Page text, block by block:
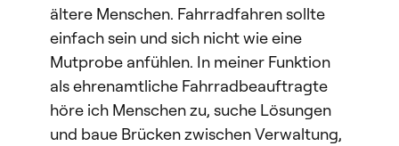
ältere Menschen. Fahrradfahren sollte
einfach sein und sich nicht wie eine
Mutprobe anfühlen. In meiner Funktion
als ehrenamtliche Fahrradbeauftragte
höre ich Menschen zu, suche Lösungen
und baue Brücken zwischen Verwaltung,